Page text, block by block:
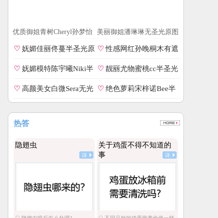
优质御姐青树Cheryl孙梦怡
美丽御姐潘琳琳无圣光原图
♡妩媚佳丽佟蔓半圣光原
图
♡性感网红孙晚桐木有遮
相册
♡妩媚模特陈宇曦Niki半
圣光番号
♡ 靓丽尤物蜜桃cc半圣光
照片
♡高颜美女白微Sera无光 ♡ 绝色萝莉宋梓诺Bee半
热答
隐翅虫
详
关于鸡蛋不得不知道的
事
详